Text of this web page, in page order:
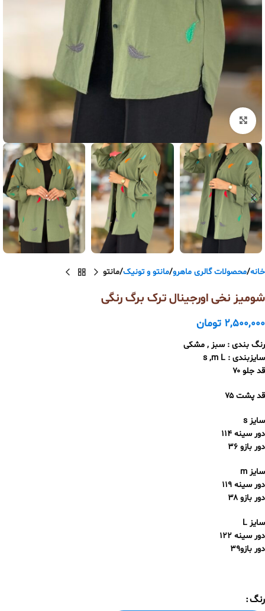
بزرگنمایی تصویر
خانه محصولات گالری ماهرو مانتو و تونیک مانتو
شومیز نخی اورجینال ترک برگ رنگی
2,500,000 تومان
رنگ‌ بندی : سبز , مشکی
سایزبندی : s ,m L
قد جلو ۷۰
قد پشت ۷۵
سایز s
دور سینه ۱۱۴
دور بازو ۳۶
سایز m
دور سینه ۱۱۹
دور بازو ۳۸
سایز L
دور سینه ۱۲۲
دور بازو۳۹
رنگ